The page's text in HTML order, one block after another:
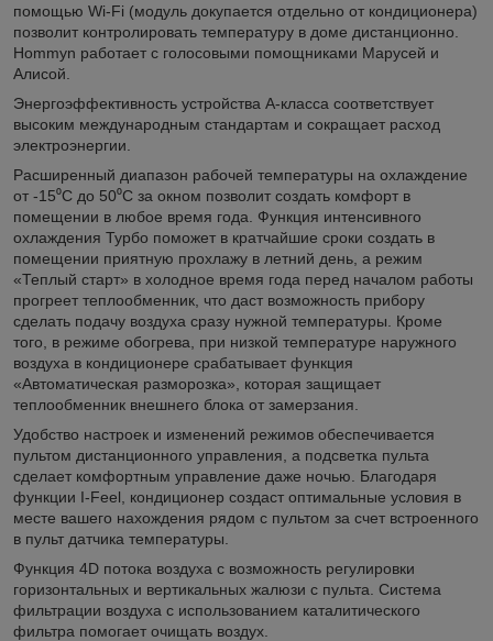
помощью Wi-Fi (модуль докупается отдельно от кондиционера)
позволит контролировать температуру в доме дистанционно.
Hommyn работает с голосовыми помощниками Марусей и
Алисой.
Энергоэффективность устройства А-класса соответствует
высоким международным стандартам и сокращает расход
электроэнергии.
Расширенный диапазон рабочей температуры на охлаждение
от -15⁰С до 50⁰С за окном позволит создать комфорт в
помещении в любое время года. Функция интенсивного
охлаждения Турбо поможет в кратчайшие сроки создать в
помещении приятную прохлажу в летний день, а режим
«Теплый старт» в холодное время года перед началом работы
прогреет теплообменник, что даст возможность прибору
сделать подачу воздуха сразу нужной температуры. Кроме
того, в режиме обогрева, при низкой температуре наружного
воздуха в кондиционере срабатывает функция
«Автоматическая разморозка», которая защищает
теплообменник внешнего блока от замерзания.
Удобство настроек и изменений режимов обеспечивается
пультом дистанционного управления, а подсветка пульта
сделает комфортным управление даже ночью. Благодаря
функции I-Feel, кондиционер создаст оптимальные условия в
месте вашего нахождения рядом с пультом за счет встроенного
в пульт датчика температуры.
Функция 4D потока воздуха с возможность регулировки
горизонтальных и вертикальных жалюзи с пульта. Система
фильтрации воздуха с использованием каталитического
фильтра помогает очищать воздух.